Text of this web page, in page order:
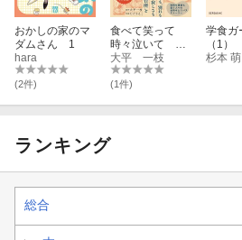
おかしの家のマ
ダムさん 1
hara
(2件)
食べて笑って
時々泣いて 東
京の台所（1）
大平 一枝
(1件)
学食ガ
（1）
杉本 萌
ランキング
総合